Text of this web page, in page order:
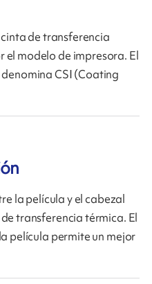
de transferencia
modelo de impresora. El
CSI (Coating
la película y el cabezal
transferencia térmica. El
película permite un mejor